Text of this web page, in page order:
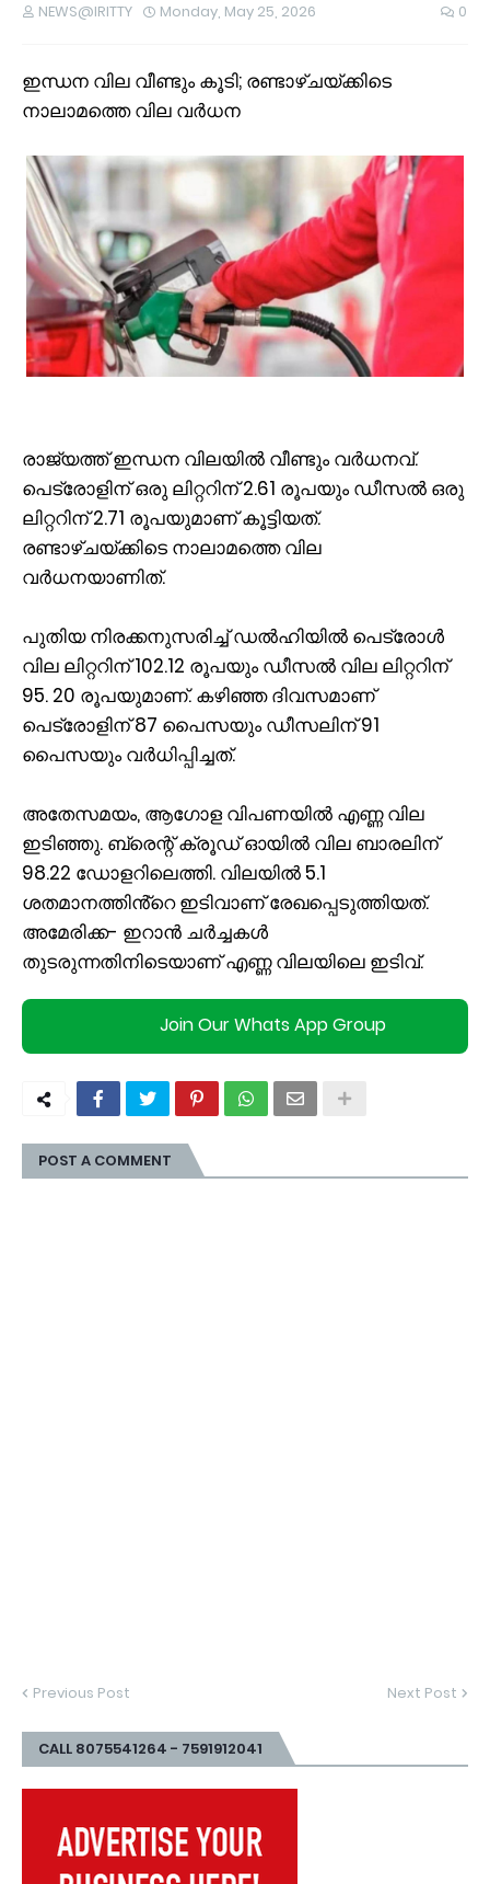
NEWS@IRITTY Monday, May 25, 2026 0
ഇന്ധന വില വീണ്ടും കൂടി; രണ്ടാഴ്ചയ്ക്കിടെ
നാലാമത്തെ വില വർധന
രാജ്യത്ത് ഇന്ധന വിലയിൽ വീണ്ടും വർധനവ്.
പെട്രോളിന് ഒരു ലിറ്ററിന് 2.61 രൂപയും ഡീസൽ ഒരു
ലിറ്ററിന് 2.71 രൂപയുമാണ് കൂട്ടിയത്.
രണ്ടാഴ്ചയ്ക്കിടെ നാലാമത്തെ വില
വർധനയാണിത്.
പുതിയ നിരക്കനുസരിച്ച് ഡൽഹിയിൽ പെട്രോൾ
വില ലിറ്ററിന് 102.12 രൂപയും ഡീസൽ വില ലിറ്ററിന്
95. 20 രൂപയുമാണ്. കഴിഞ്ഞ ദിവസമാണ്
പെട്രോളിന് 87 പൈസയും ഡീസലിന് 91
പൈസയും വര്‍ധിപ്പിച്ചത്.
അതേസമയം, ആഗോള വിപണയില്‍ എണ്ണ വില
ഇടിഞ്ഞു. ബ്രെന്റ് ക്രൂഡ് ഓയിൽ വില ബാരലിന്
98.22 ഡോളറിലെത്തി. വിലയിൽ 5.1
ശതമാനത്തിൻ്റെ ഇടിവാണ് രേഖപ്പെടുത്തിയത്.
അമേരിക്ക- ഇറാന്‍ ചർച്ചകള്‍
തുടരുന്നതിനിടെയാണ് എണ്ണ വിലയിലെ ഇടിവ്.
Join Our Whats App Group
POST A COMMENT
Previous Post Next Post
CALL 8075541264 - 7591912041